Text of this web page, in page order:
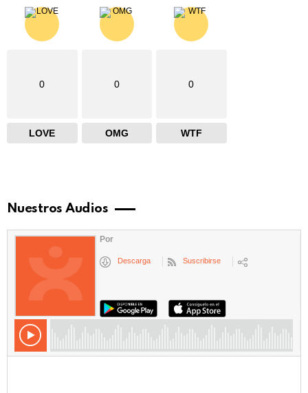
0
LOVE
0
OMG
0
WTF
Nuestros Audios